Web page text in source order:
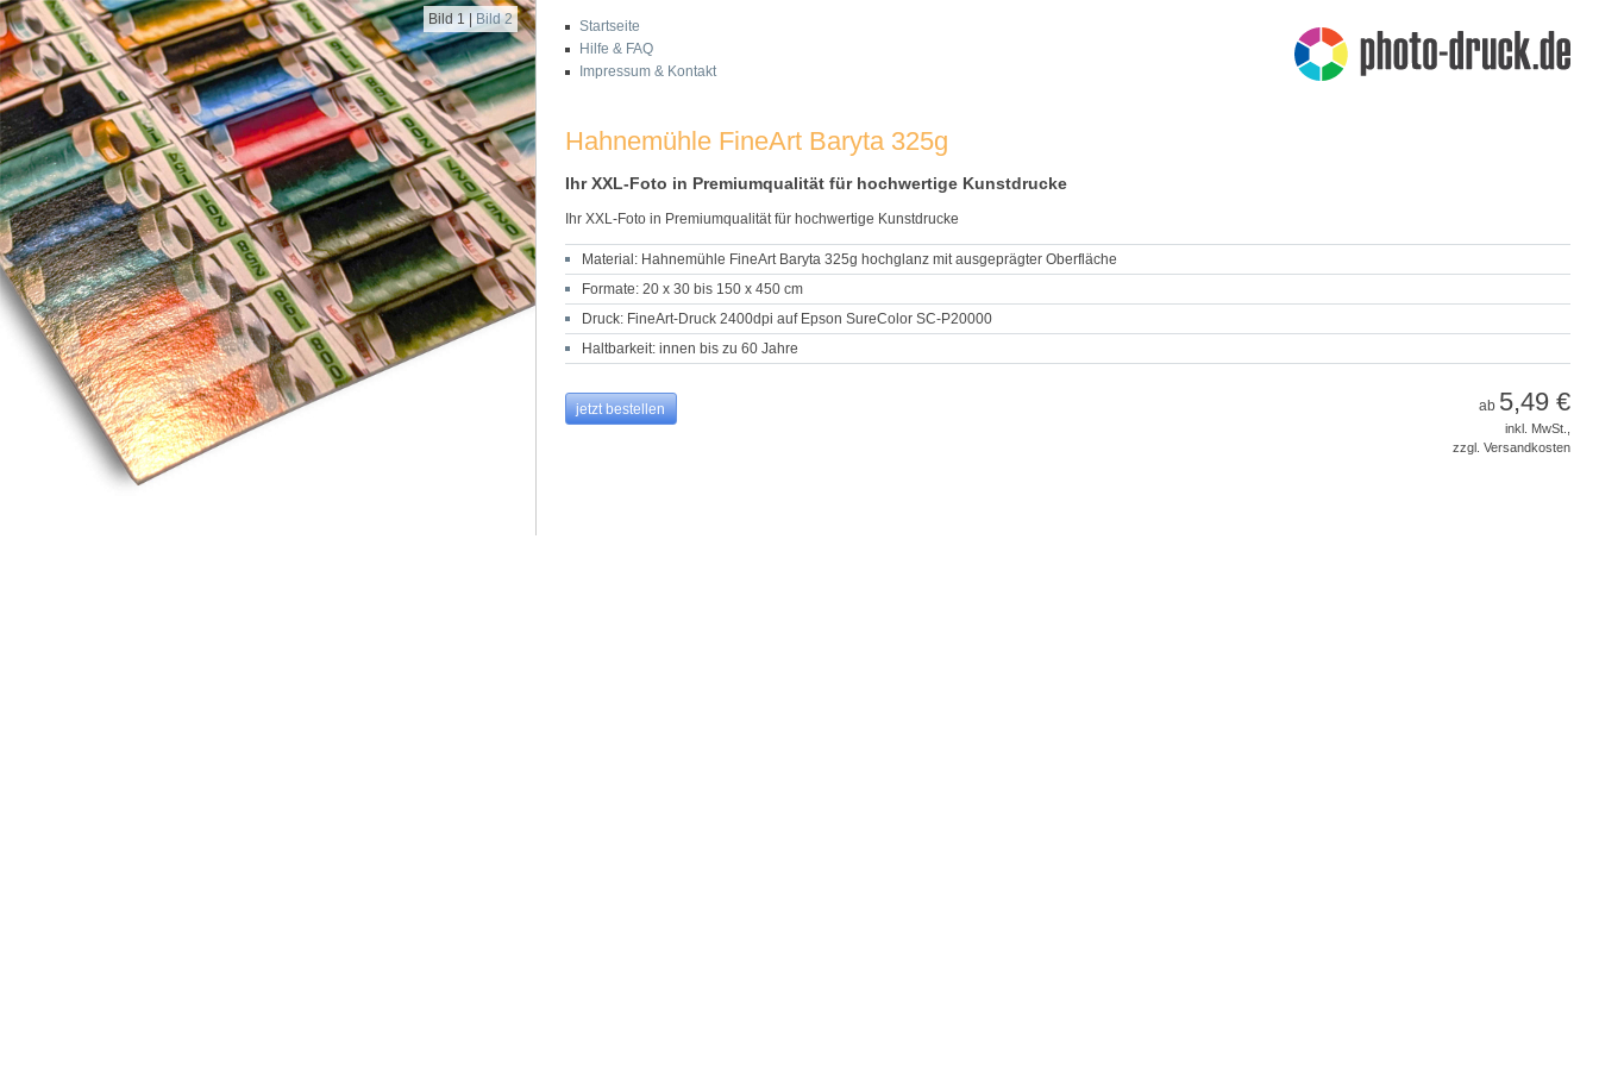
Bild 1 Bild 2
Startseite
Hilfe & FAQ
Impressum & Kontakt
Hahnemühle FineArt Baryta 325g
Ihr XXL-Foto in Premiumqualität für hochwertige Kunstdrucke
Ihr XXL-Foto in Premiumqualität für hochwertige Kunstdrucke
Material: Hahnemühle FineArt Baryta 325g hochglanz mit ausgeprägter Oberfläche
Formate: 20 x 30 bis 150 x 450 cm
Druck: FineArt-Druck 2400dpi auf Epson SureColor SC-P20000
Haltbarkeit: innen bis zu 60 Jahre
jetzt bestellen ab 5,49 €
inkl. MwSt.,
zzgl. Versandkosten